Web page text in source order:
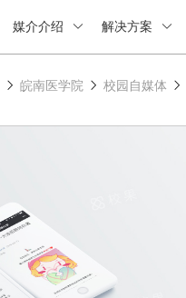
媒介介绍 解决方案
皖南医学院 校园自媒体